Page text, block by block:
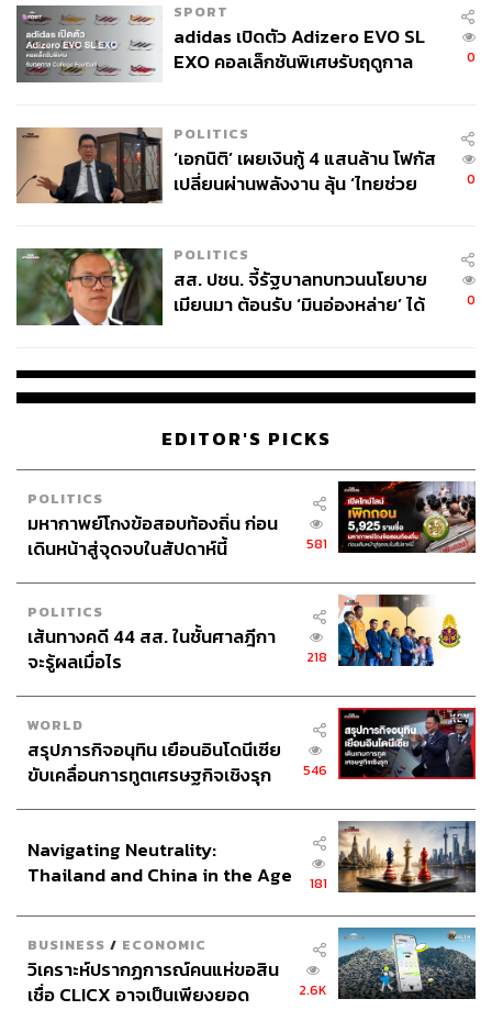
ส.อ.ท. เห็นด้วยกับหลักการที่รัฐบาลต้องการ ให้สวัสดิการ
ภาครัฐไปถึงประชาชน ที่มีความเดือดร้อนและต้องการความ
ช่วยเหลืออย่างแท้จริง
“แต่ขณะเดียวกัน การกำหนดหลักเกณฑ์ควรสะท้อนข้อเท็จ
จริงของครัวเรือน เพราะการที่บุตรใช้สิทธิลดหย่อนภาษี อาจ
ไม่ได้หมายความว่าผู้สูงอายุทุกคนได้รับการดูแลอย่างเพียง
พอ จึงควรมีระบบตรวจสอบที่ละเอียดและเป็นธรรม เพื่อไม่ให้
พิมพ์ใจ กล่าวว่า การปรับปรุงฐานข้อมูลผู้ได้รับสิทธิบัตร
สวัสดิการแห่งรัฐถือเป็นเรื่องสำคัญ เพราะทรัพยากรภาครัฐมี
Welfare) สามารถแยกกลุ่มผู้ที่ต้องการความช่วยเหลือจริง
ออกจากผู้ที่ไม่ได้อยู่ในภาวะจำเป็น เพื่อให้เม็ดเงินงบ
อย่างไรก็ตาม ส.อ.ท. เสนอว่าการพัฒนาระบบสวัสดิการควร
เดินหน้าควบคู่กับการเชื่อมโยงฐานข้อมูลระหว่างหน่วยงาน
เช่น ข้อมูลรายได้ อาชีพ ภาระค่าใช้จ่าย ภาวะพึ่งพิง และ
สภาพความเป็นอยู่จริงของครัวเรือน เพื่อให้การประเมินสิทธิ
มีความรอบด้านมากกว่าการใช้ตัวชี้วัดเพียงด้านใดด้านหนึ่ง
นอกจากนี้ ภาคอุตสาหกรรมเห็นว่า นอกจากมาตรการช่วย
ระดับประชาชนจาก ‘ผู้รับสวัสดิการ’ ไปสู่ ‘ผู้มีรายได้ที่มั่นคง’
ผ่านมาตรการพัฒนาทักษะแรงงาน (Reskill และ Upskill)
การสร้างอาชีพใหม่ และการเชื่อมโยงแรงงานเข้าสู่ภาคการ
ผลิตและบริการที่ยังมีความต้องการกำลังคน
เป้าหมายระยะยาวของประเทศไม่ควรเป็นเพียงการเพิ่ม
จำนวนผู้ได้รับสวัสดิการ แต่ควรเป็นการเพิ่มจำนวน
ประชาชนที่สามารถพึ่งพาตนเองได้ มีงาน มีรายได้
ภาพ:Shutterstock / Emre Akkoyun
SPORT
adidas เปิดตัว Adizero EVO SL
EXO คอลเล็กชันพิเศษรับฤดูกาล
0
POLITICS
‘เอกนิติ’ เผยเงินกู้ 4 แสนล้าน โฟกัส
เปลี่ยนผ่านพลังงาน ลุ้น ‘ไทยช่วย
0
POLITICS
สส. ปชน. จี้รัฐบาลทบทวนนโยบาย
เมียนมา ต้อนรับ ‘มินอ่องหล่าย’ ได้
0
EDITOR'S PICKS
POLITICS
มหากาพย์โกงข้อสอบท้องถิ่น ก่อน
เดินหน้าสู่จุดจบในสัปดาห์นี้
581
POLITICS
เส้นทางคดี 44 สส. ในชั้นศาลฎีกา
จะรู้ผลเมื่อไร
218
WORLD
สรุปภารกิจอนุทิน เยือนอินโดนีเซีย
ขับเคลื่อนการทูตเศรษฐกิจเชิงรุก
546
Navigating Neutrality:
Thailand and China in the Age
181
BUSINESS / ECONOMIC
วิเคราะห์ปรากฏการณ์คนแห่ขอสิน
เชื่อ CLICX อาจเป็นเพียงยอด
2.6K